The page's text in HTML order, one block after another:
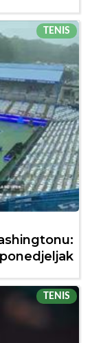
TENIS
TENIS